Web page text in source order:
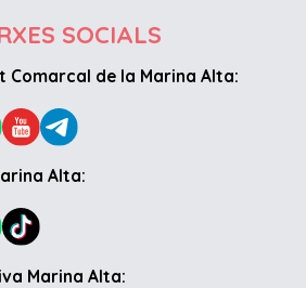
SOCIALS
Comarcal de la Marina Alta:
Alta:
Marina Alta: